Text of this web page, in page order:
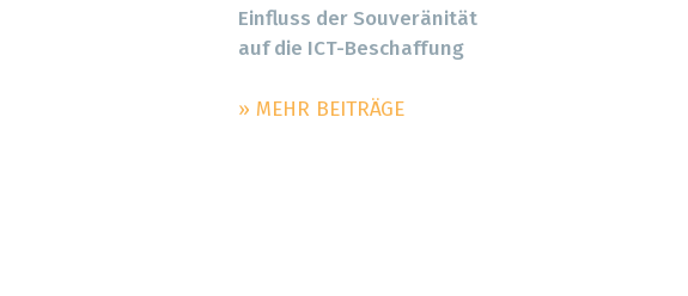
Einfluss der Souveränität
auf die ICT-Beschaffung
» MEHR BEITRÄGE